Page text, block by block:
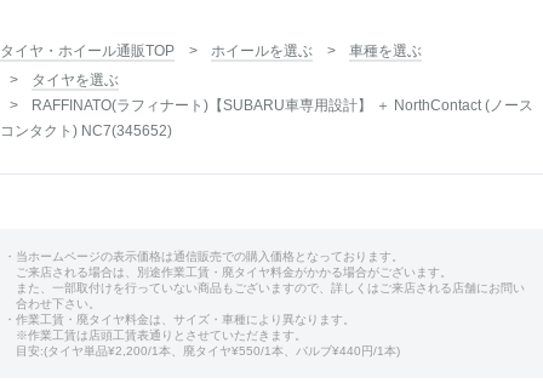
タイヤ・ホイール通販TOP ホイールを選ぶ
車種を選ぶ
タイヤを選ぶ
RAFFINATO(ラフィナート)【SUBARU車専用設計】 ＋ NorthContact (ノース
コンタクト) NC7(345652)
・当ホームページの表示価格は通信販売での購入価格となっております。
ご来店される場合は、別途作業工賃・廃タイヤ料金がかかる場合がございます。
また、一部取付けを行っていない商品もございますので、詳しくはご来店される店舗にお問い
合わせ下さい。
・作業工賃・廃タイヤ料金は、サイズ・車種により異なります。
※作業工賃は店頭工賃表通りとさせていただきます。
目安:(タイヤ単品¥2,200/1本、廃タイヤ¥550/1本、バルブ¥440円/1本)